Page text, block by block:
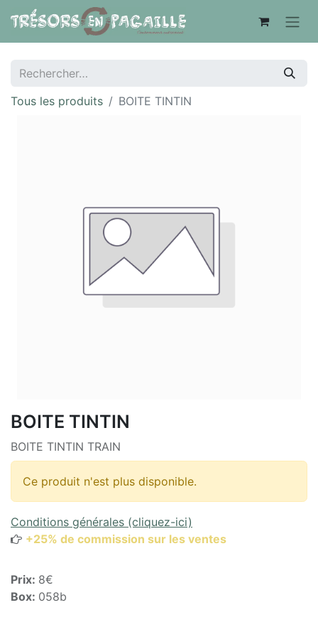
Tous les produits BOITE TINTIN
BOITE TINTIN
BOITE TINTIN TRAIN
Ce produit n'est plus disponible.
Conditions générales (cliquez-ici)
+25% de commission sur les ventes
Prix: 8€
Box: 058b